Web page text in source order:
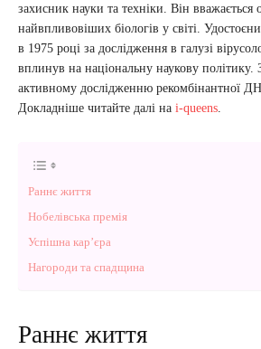
захисник науки та техніки. Він вважається
найвпливовіших біологів у світі.
в 1975 році за дослідження в галузі
вплинув на національну наукову політику.
активному дослідженню рекомбінантної
Докладніше читайте далі на i-queens
Раннє життя
Нобелівська премія
Успішна кар’єра
Нагороди та спадщина
Раннє життя